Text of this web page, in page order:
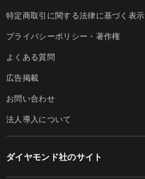
特定商取引に関する法律に基づく表示
プライバシーポリシー・著作権
よくある質問
広告掲載
お問い合わせ
法人導入について
ダイヤモンド社のサイト